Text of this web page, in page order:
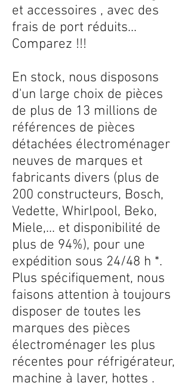
et accessoires , avec des
frais de port réduits...
Comparez !!!
En stock, nous disposons
d'un large choix de pièces
de plus de 13 millions de
références de pièces
détachées électroménager
neuves de marques et
fabricants divers (plus de
200 constructeurs, Bosch,
Vedette, Whirlpool, Beko,
Miele,... et disponibilité de
plus de 94%), pour une
expédition sous 24/48 h *.
Plus spécifiquement, nous
faisons attention à toujours
disposer de toutes les
marques des pièces
électroménager les plus
récentes pour réfrigérateur,
machine à laver, hottes .